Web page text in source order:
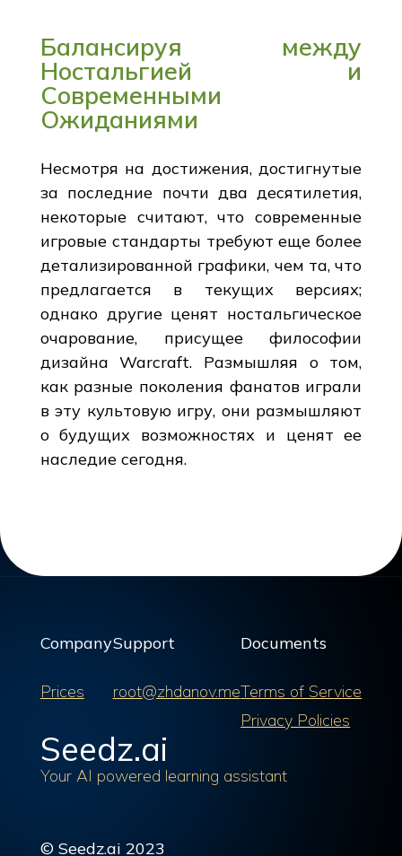
Балансируя между
Ностальгией и
Современными
Ожиданиями
Несмотря на достижения, достигнутые
за последние почти два десятилетия,
некоторые считают, что современные
игровые стандарты требуют еще более
детализированной графики, чем та, что
предлагается в текущих версиях;
однако другие ценят ностальгическое
очарование, присущее философии
дизайна Warcraft. Размышляя о том,
как разные поколения фанатов играли
в эту культовую игру, они размышляют
о будущих возможностях и ценят ее
наследие сегодня.
Company
Prices
Support
root@zhdanov.me
Documents
Terms of Service
Privacy Policies
Seedz.ai
Your AI powered learning assistant
© Seedz.ai 2023